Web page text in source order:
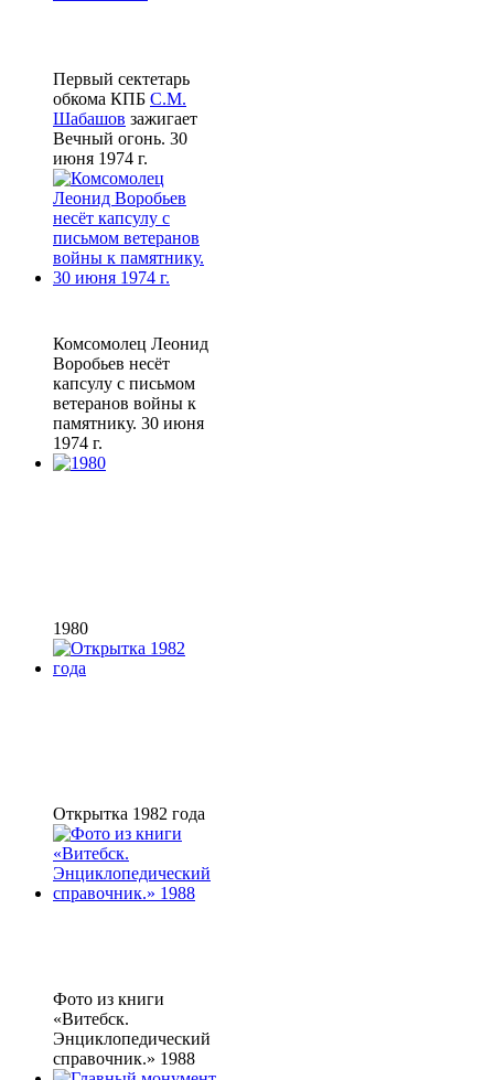
Первый сектетарь
обкома КПБ С.М.
Шабашов зажигает
Вечный огонь. 30
июня 1974 г.
Комсомолец Леонид
Воробьев несёт
капсулу с письмом
ветеранов войны к
памятнику. 30 июня
1974 г.
1980
Открытка 1982 года
Фото из книги
«Витебск.
Энциклопедический
справочник.» 1988